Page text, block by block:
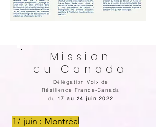
Mission
au Canada
Délégation Voix de
Résilience France-Canada
du 17 au 24 juin 2022
17 juin : Montréal